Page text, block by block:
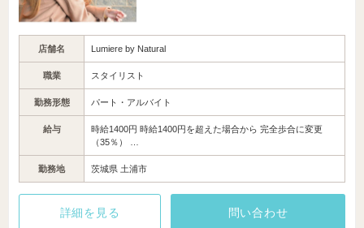
店舗名 Lumiere by Natural
職業 スタイリスト
勤務形態 パート・アルバイト
給与
時給1400円 時給1400円を超えた場合から 完全歩合に変更
（35％） …
勤務地 茨城県 土浦市
詳細を見る 問い合わせ